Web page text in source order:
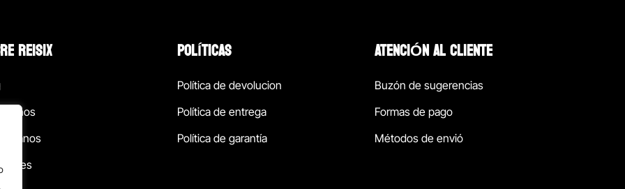
REISIX POLÍTICAS
Política de devolucion
Política de entrega
Política de garantía
ATENCIÓN AL CLIENTE
Buzón de sugerencias
Formas de pago
Métodos de envió